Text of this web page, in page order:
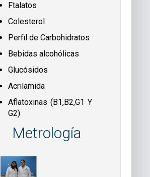
Ftalatos
Colesterol
Perfil de Carbohidratos
Bebidas alcohólicas
Glucósidos
Acrilamida
Aflatoxinas (B1,B2,G1 Y
G2)
Metrología